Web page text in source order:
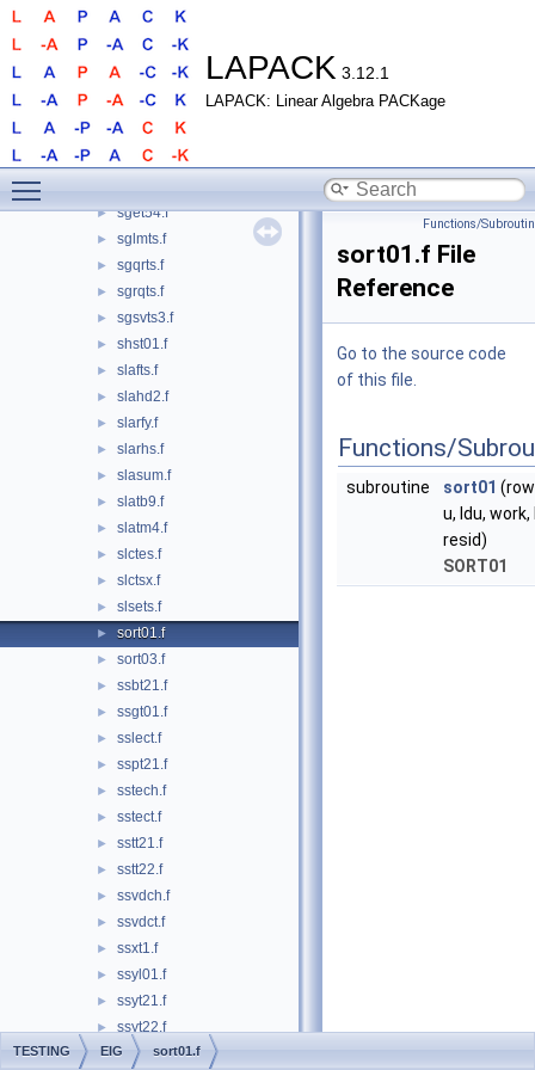
LAPACK 3.12.1
LAPACK: Linear Algebra PACKage
sget38.f
sget39.f
► sget40.f
► sget51.f
sget52.f
► sget54.f
► sglmts.f
► sgqrts.f
► sgrqts.f
► sgsvts3.f
► shst01.f
► slafts.f
► slahd2.f
► slarfy.f
► slarhs.f
► slasum.f
► slatb9.f
► slatm4.f
► slctes.f
► slctsx.f
► slsets.f
► sort01.f
► sort03.f
► ssbt21.f
► ssgt01.f
► sslect.f
► sspt21.f
► sstech.f
► sstect.f
► sstt21.f
► sstt22.f
► ssvdch.f
► ssvdct.f
► ssxt1.f
► ssyl01.f
► ssyt21.f
► ssyt22.f
► xerbla.f
Functions/
sort01.f File
Reference
Go to the source code
of this file.
Functions/
subroutine sort01
u, ldu, work,
resid)
SORT01
TESTING EIG sort01.f